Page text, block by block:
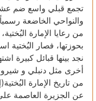
تجمع قبلي واسع ضم
والنواحي الخاضعة رسمياً
من رعايا الإمارة
بحوزتها، فصار البُختية
نجد بينها قبائل كبيرة
أخرى مثل دنبلي و
من تاريخ الإمارة
عن الجزيرة العاصمة